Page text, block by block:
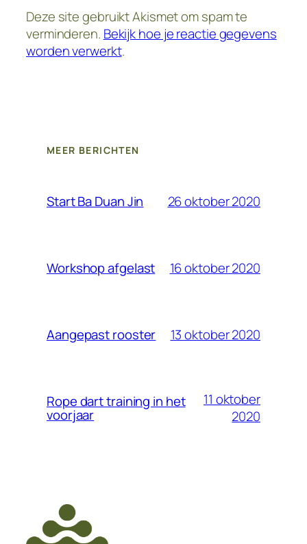
Deze site gebruikt Akismet om spam te
verminderen. Bekijk hoe je reactie gegevens
worden verwerkt.
MEER BERICHTEN
Start Ba Duan Jin 26 oktober 2020
Workshop afgelast 16 oktober 2020
Aangepast rooster 13 oktober 2020
Rope dart training in het
voorjaar
11 oktober
2020